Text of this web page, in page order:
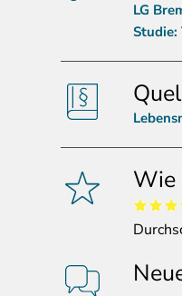
LG
Studie:
Wie